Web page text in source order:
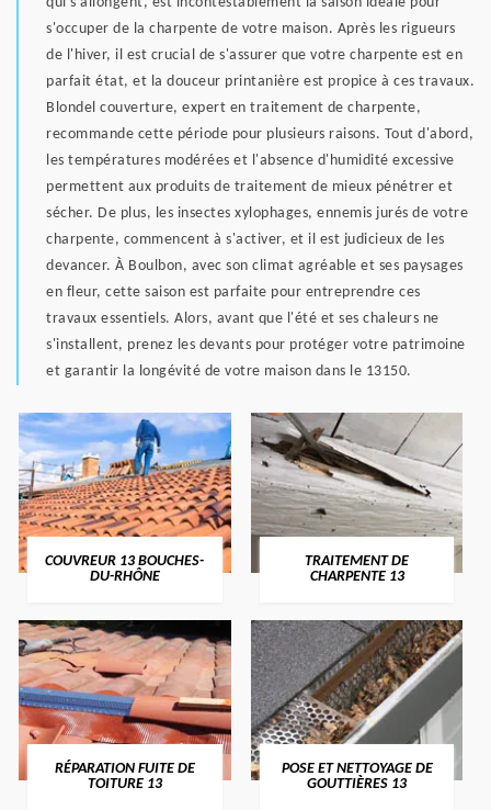
s'occuper de la charpente de votre maison. Après les rigueurs
de l'hiver, il est crucial de s'assurer que votre charpente est en
parfait état, et la douceur printanière est propice à ces travaux.
Blondel couverture, expert en traitement de charpente,
recommande cette période pour plusieurs raisons. Tout d'abord,
les températures modérées et l'absence d'humidité excessive
permettent aux produits de traitement de mieux pénétrer et
sécher. De plus, les insectes xylophages, ennemis jurés de votre
charpente, commencent à s'activer, et il est judicieux de les
devancer. À Boulbon, avec son climat agréable et ses paysages
en fleur, cette saison est parfaite pour entreprendre ces
travaux essentiels. Alors, avant que l'été et ses chaleurs ne
s'installent, prenez les devants pour protéger votre patrimoine
et garantir la longévité de votre maison dans le 13150.
COUVREUR 13 BOUCHES-
DU-RHÔNE
TRAITEMENT DE
CHARPENTE 13
RÉPARATION FUITE DE
TOITURE 13
POSE ET NETTOYAGE DE
GOUTTIÈRES 13